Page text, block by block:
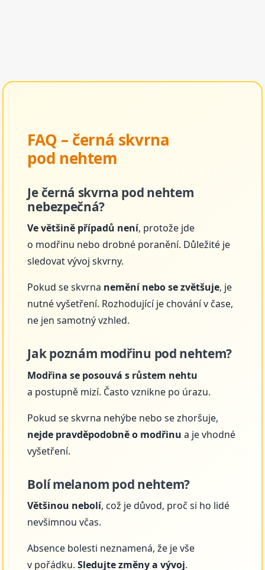
FAQ – černá skvrna
pod nehtem
Je černá skvrna pod nehtem
nebezpečná?
Ve většině případů není, protože jde
o modřinu nebo drobné poranění. Důležité je
sledovat vývoj skvrny.
Pokud se skvrna nemění nebo se zvětšuje, je
nutné vyšetření. Rozhodující je chování v čase,
ne jen samotný vzhled.
Jak poznám modřinu pod nehtem?
Modřina se posouvá s růstem nehtu
a postupně mizí. Často vznikne po úrazu.
Pokud se skvrna nehýbe nebo se zhoršuje,
nejde pravděpodobně o modřinu a je vhodné
vyšetření.
Bolí melanom pod nehtem?
Většinou nebolí, což je důvod, proč si ho lidé
nevšimnou včas.
Absence bolesti neznamená, že je vše
v pořádku.Sledujte změny a vývoj.